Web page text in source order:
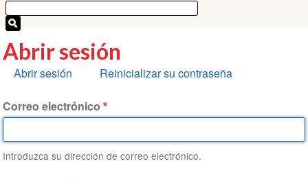
Abrir sesión
Solapas
Abrir sesión Reinicializar su contraseña
Correo electrónico
Introduzca su dirección de correo electrónico.